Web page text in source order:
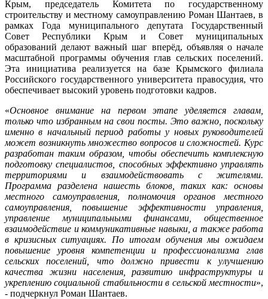
Крым, председатель Комитета по государственному
строительству и местному самоуправлению Роман Шантаев, в
рамках Года муниципального депутата Государственный
Совет Республики Крым и Совет муниципальных
образований делают важный шаг вперёд, объявляя о начале
масштабной программы обучения глав сельских поселений.
Эта инициатива реализуется на базе Крымского филиала
Российского государственного университета правосудия, что
обеспечивает высокий уровень подготовки кадров.
«Основное внимание на первом этапе уделяется главам,
только что избранным на свои посты. Это важно, поскольку
именно в начальный период работы у новых руководителей
может возникнуть множество вопросов и сложностей. Курс
разработан таким образом, чтобы обеспечить комплексную
подготовку специалистов, способных эффективно управлять
территориями и взаимодействовать с жителями.
Программа разделена нашесть блоков, таких как: основы
местного самоуправления, полномочия органов местного
самоуправления, повышение эффективности управления,
управление муниципальными финансами, общественное
взаимодействие и коммуникативные навыки, а также работа
в кризисных ситуациях. По итогам обучения мы ожидаем
повышение уровня компетенции и профессионализма глав
сельских поселений, что должно привести к улучшению
качества жизни населения, развитию инфраструктуры и
укреплению социальной стабильности в сельской местности»,
- подчеркнул Роман Шантаев.